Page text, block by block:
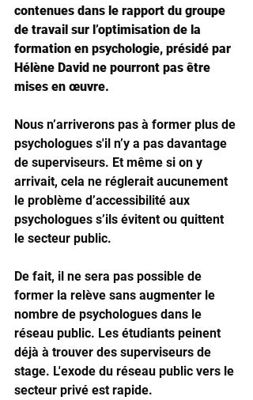
contenues dans le rapport du groupe
de travail sur l’optimisation de la
formation en psychologie, présidé par
Hélène David ne pourront pas être
mises en œuvre.
Nous n’arriverons pas à former plus de
psychologues s'il n’y a pas davantage
de superviseurs. Et même si on y
arrivait, cela ne réglerait aucunement
le problème d’accessibilité aux
psychologues s’ils évitent ou quittent
le secteur public.
De fait, il ne sera pas possible de
former la relève sans augmenter le
nombre de psychologues dans le
réseau public. Les étudiants peinent
déjà à trouver des superviseurs de
stage. L'exode du réseau public vers le
secteur privé est rapide.